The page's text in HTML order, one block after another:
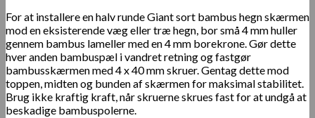
For at installere en halv runde Giant sort bambus hegn skærmen
mod en eksisterende væg eller træ hegn, bor små 4 mm huller
gennem bambus lameller med en 4 mm borekrone. Gør dette
hver anden bambuspæl i vandret retning og fastgør
bambusskærmen med 4 x 40 mm skruer. Gentag dette mod
toppen, midten og bunden af skærmen for maksimal stabilitet.
Brug ikke kraftig kraft, når skruerne skrues fast for at undgå at
beskadige bambuspolerne.